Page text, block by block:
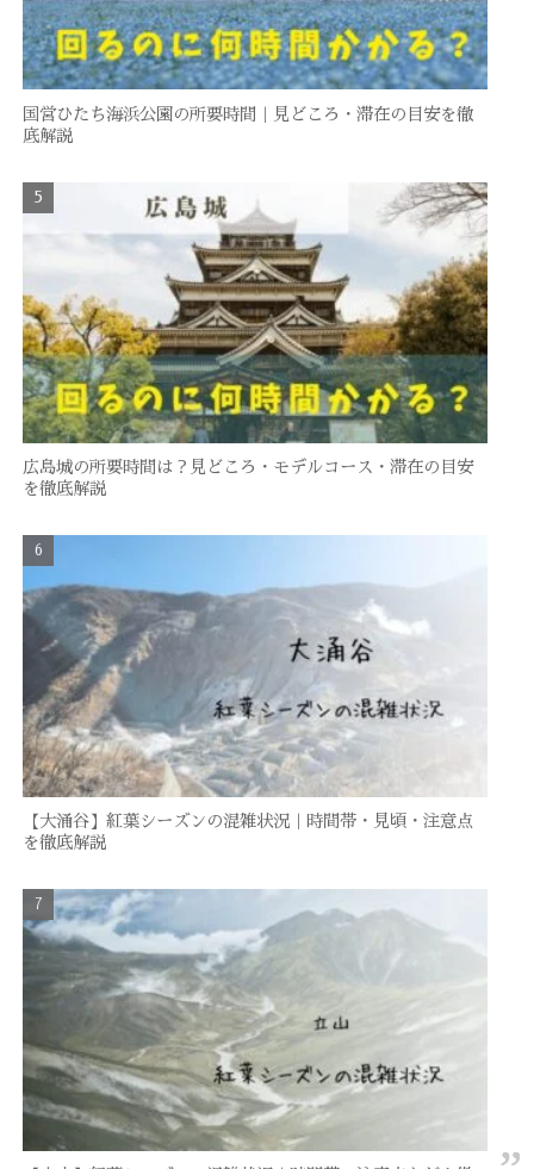
国営ひたち海浜公園の所要時間｜見どころ・滞在の目安を徹
底解説
広島城の所要時間は？見どころ・モデルコース・滞在の目安
を徹底解説
【大涌谷】紅葉シーズンの混雑状況｜時間帯・見頃・注意点
を徹底解説